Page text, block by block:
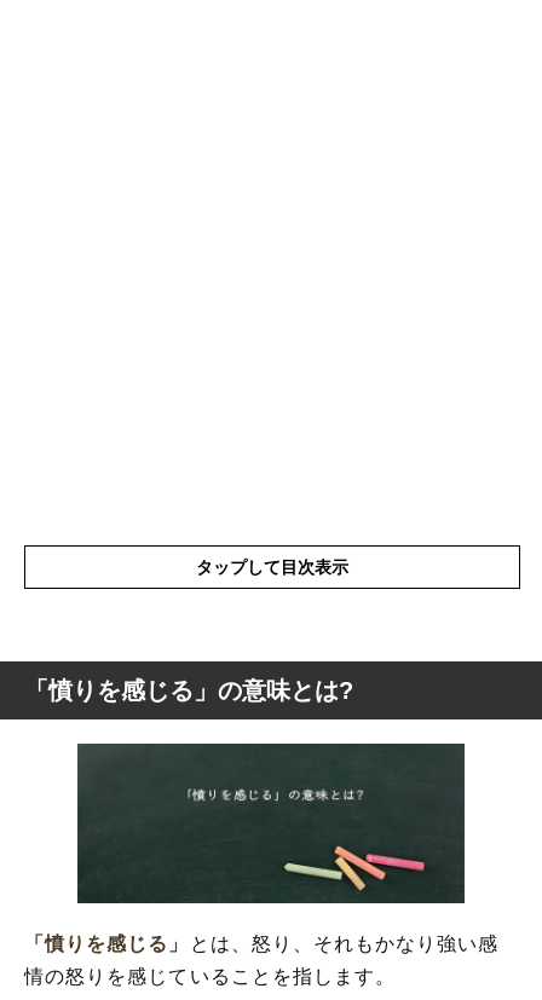
タップして目次表示
「憤りを感じる」の意味とは?
「憤りを感じる」を使った例文
「憤り」を使った言葉
「憤りを感じる」の意味とは?
「憤りを感じる」
とは、怒り、それもかなり強い感
情の怒りを感じていることを指します。